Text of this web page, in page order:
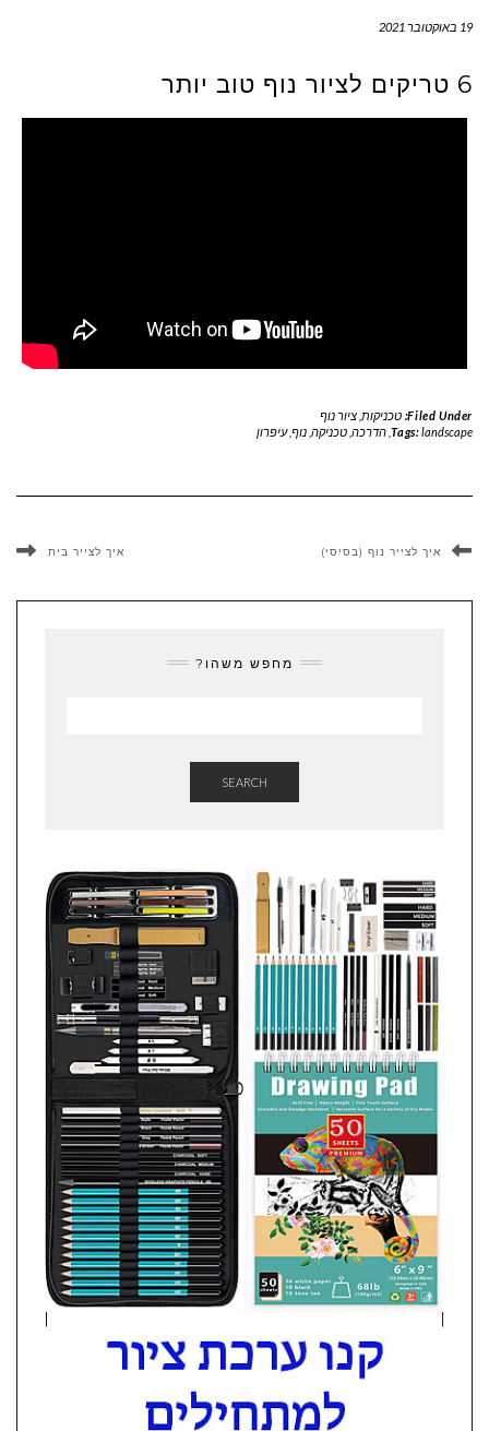
19 באוקטובר 2021
6 טריקים לציור נוף טוב יותר
Filed Under: טכניקות ציור נוף
Tags:landscape
, הדרכה, טכניקה, נוף,עיפרון
איך לצייר נוף (בסיסי) איך לצייר בית
מחפש משהו?
SEARCH